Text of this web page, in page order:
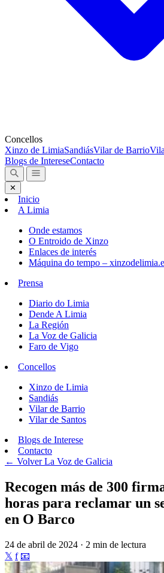
Concellos
Xinzo de LimiaSandiásVilar de Barrio
Blogs de IntereseContacto
✕
Inicio
A Limia
Onde estamos
O Entroido de Xinzo
Enlaces de interés
Máquina do tempo –
Prensa
Diario do Limia
Dende A Limia
La Región
La Voz de Galicia
Faro de Vigo
Concellos
Xinzo de Limia
Sandiás
Vilar de Barrio
Vilar de Santos
Blogs de Interese
Contacto
← VolverLa Voz de Galicia
Recogen más de 300
horas para reclamar un
en O Barco
24 de abril de 2024 · 2 min de lectura
𝕏 f 📧